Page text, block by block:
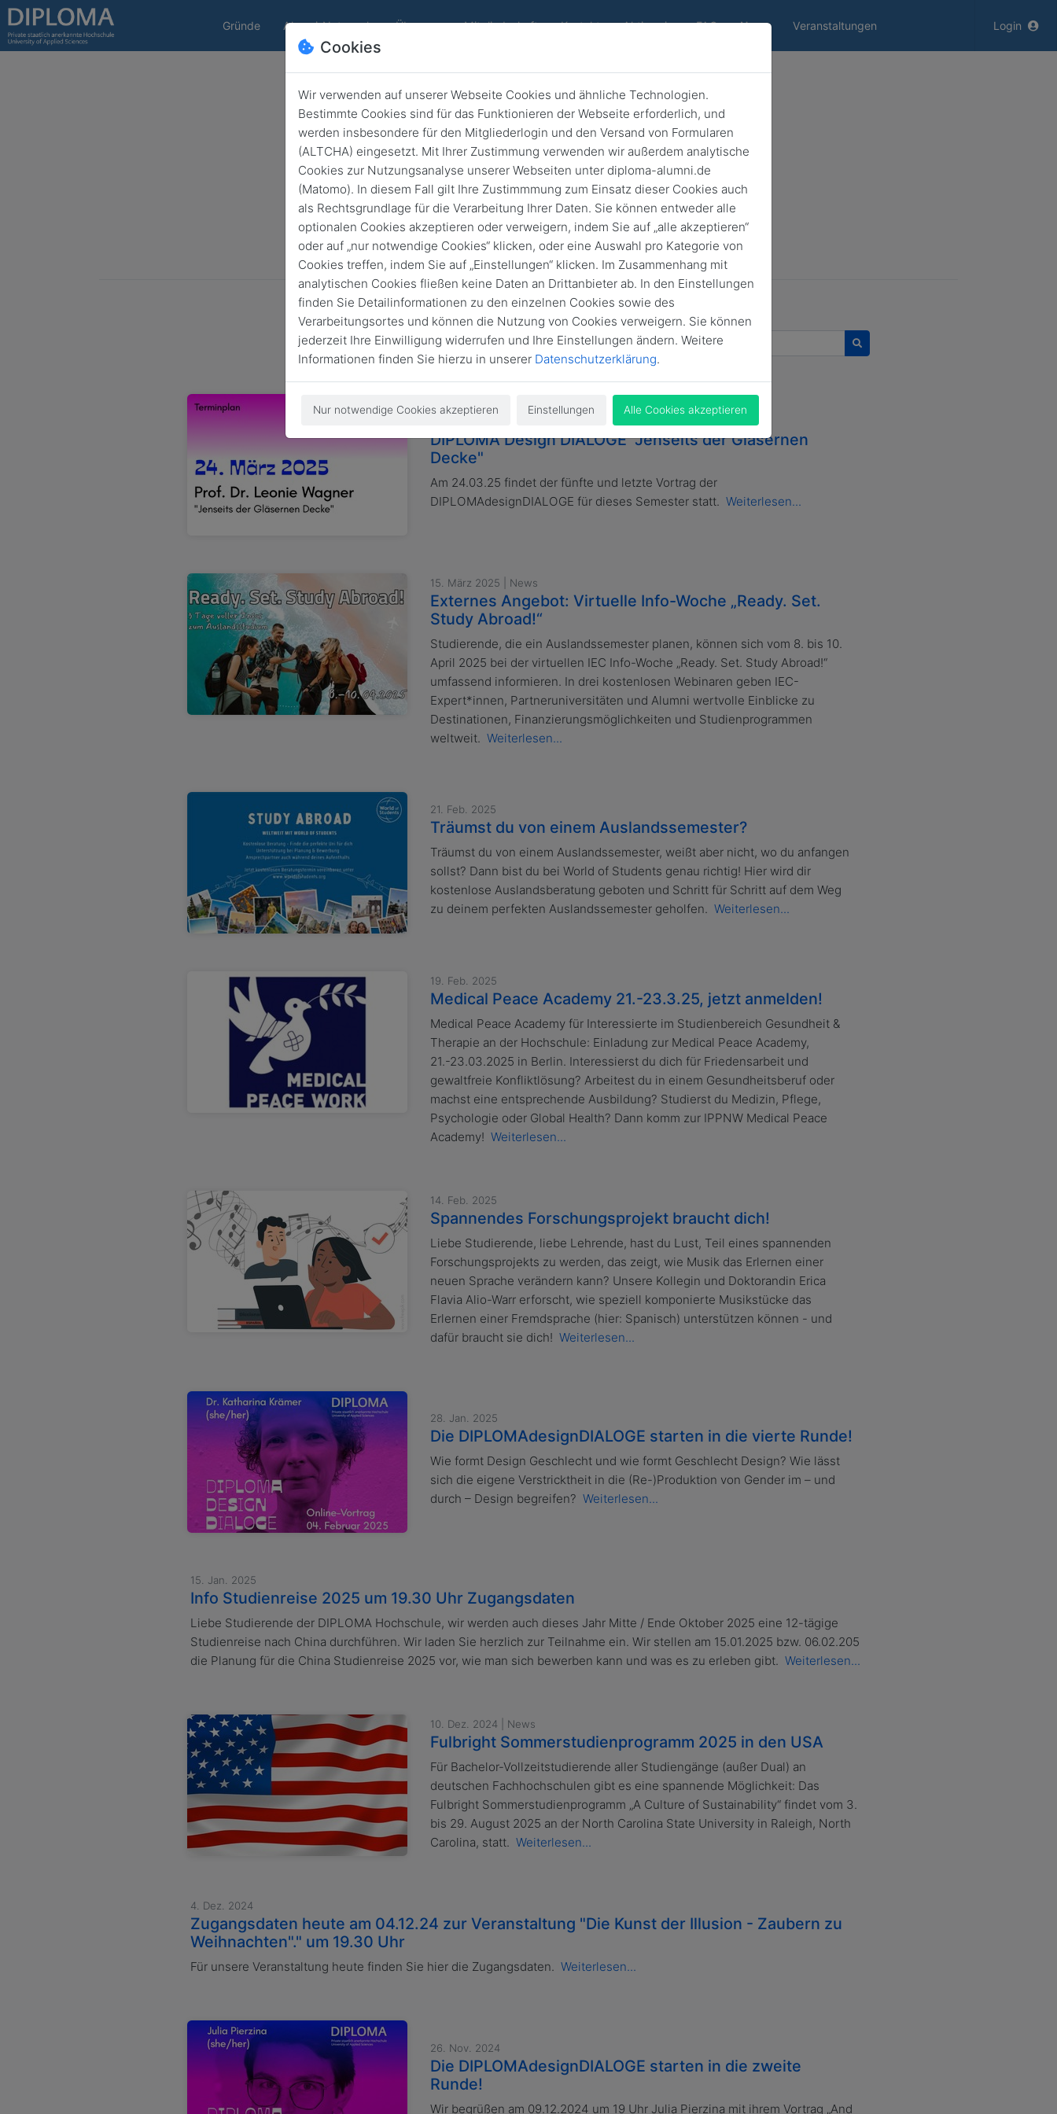
Gründe Alumni-Netzwerk Über uns Mitgliedschaft Kontakt Aktiv sein FAQ News(current)Veranstaltungen Login
News
Zurück Archivierte News
Alle news News Veranstaltung
News durchsuchen
DIPLOMA Design DIALOGE "Jenseits der Gläsernen
Decke"
Am 24.03.25 findet der fünfte und letzte Vortrag der
DIPLOMAdesignDIALOGE für dieses Semester statt. Weiterlesen...
15. März 2025 | News
Externes Angebot: Virtuelle Info-Woche „Ready. Set.
Study Abroad!“
Studierende, die ein Auslandssemester planen, können sich vom 8. bis 10.
April 2025 bei der virtuellen IEC Info-Woche „Ready. Set. Study Abroad!“
umfassend informieren. In drei kostenlosen Webinaren geben IEC-
Expert*innen, Partneruniversitäten und Alumni wertvolle Einblicke zu
Destinationen, Finanzierungsmöglichkeiten und Studienprogrammen
weltweit. Weiterlesen...
21. Feb. 2025
Träumst du von einem Auslandssemester?
Träumst du von einem Auslandssemester, weißt aber nicht, wo du anfangen
sollst? Dann bist du bei World of Students genau richtig! Hier wird dir
kostenlose Auslandsberatung geboten und Schritt für Schritt auf dem Weg
zu deinem perfekten Auslandssemester geholfen. Weiterlesen...
19. Feb. 2025
Medical Peace Academy 21.-23.3.25, jetzt anmelden!
Medical Peace Academy für Interessierte im Studienbereich Gesundheit &
Therapie an der Hochschule: Einladung zur Medical Peace Academy,
21.-23.03.2025 in Berlin. Interessierst du dich für Friedensarbeit und
gewaltfreie Konfliktlösung? Arbeitest du in einem Gesundheitsberuf oder
machst eine entsprechende Ausbildung? Studierst du Medizin, Pflege,
Psychologie oder Global Health? Dann komm zur IPPNW Medical Peace
Academy! Weiterlesen...
14. Feb. 2025
Spannendes Forschungsprojekt braucht dich!
Liebe Studierende, liebe Lehrende, hast du Lust, Teil eines spannenden
Forschungsprojekts zu werden, das zeigt, wie Musik das Erlernen einer
neuen Sprache verändern kann? Unsere Kollegin und Doktorandin Erica
Flavia Alio-Warr erforscht, wie speziell komponierte Musikstücke das
Erlernen einer Fremdsprache (hier: Spanisch) unterstützen können - und
dafür braucht sie dich! Weiterlesen...
28. Jan. 2025
Die DIPLOMAdesignDIALOGE starten in die vierte Runde!
Wie formt Design Geschlecht und wie formt Geschlecht Design? Wie lässt
sich die eigene Verstricktheit in die (Re-)Produktion von Gender im – und
durch – Design begreifen? Weiterlesen...
15. Jan. 2025
Info Studienreise 2025 um 19.30 Uhr Zugangsdaten
Liebe Studierende der DIPLOMA Hochschule, wir werden auch dieses Jahr Mitte / Ende Oktober 2025 eine 12-tägige
Studienreise nach China durchführen. Wir laden Sie herzlich zur Teilnahme ein. Wir stellen am 15.01.2025 bzw. 06.02.205
die Planung für die China Studienreise 2025 vor, wie man sich bewerben kann und was es zu erleben gibt. Weiterlesen...
10. Dez. 2024 | News
Fulbright Sommerstudienprogramm 2025 in den USA
Für Bachelor-Vollzeitstudierende aller Studiengänge (außer Dual) an
deutschen Fachhochschulen gibt es eine spannende Möglichkeit: Das
Fulbright Sommerstudienprogramm „A Culture of Sustainability“ findet vom 3.
bis 29. August 2025 an der North Carolina State University in Raleigh, North
Carolina, statt. Weiterlesen...
4. Dez. 2024
Zugangsdaten heute am 04.12.24 zur Veranstaltung "Die Kunst der Illusion - Zaubern zu
Weihnachten"." um 19.30 Uhr
Für unsere Veranstaltung heute finden Sie hier die Zugangsdaten. Weiterlesen...
26. Nov. 2024
Die DIPLOMAdesignDIALOGE starten in die zweite
Runde!
Wir begrüßen am 09.12.2024 um 19 Uhr Julia Pierzina mit ihrem Vortrag „And
Cookies
Wir verwenden auf unserer Webseite Cookies und ähnliche Technologien.
Bestimmte Cookies sind für das Funktionieren der Webseite erforderlich, und
werden insbesondere für den Mitgliederlogin und den Versand von Formularen
(ALTCHA) eingesetzt. Mit Ihrer Zustimmung verwenden wir außerdem analytische
Cookies zur Nutzungsanalyse unserer Webseiten unter diploma-alumni.de
(Matomo). In diesem Fall gilt Ihre Zustimmmung zum Einsatz dieser Cookies auch
als Rechtsgrundlage für die Verarbeitung Ihrer Daten. Sie können entweder alle
optionalen Cookies akzeptieren oder verweigern, indem Sie auf „alle akzeptieren“
oder auf „nur notwendige Cookies“ klicken, oder eine Auswahl pro Kategorie von
Cookies treffen, indem Sie auf „Einstellungen“ klicken. Im Zusammenhang mit
analytischen Cookies fließen keine Daten an Drittanbieter ab. In den Einstellungen
finden Sie Detailinformationen zu den einzelnen Cookies sowie des
Verarbeitungsortes und können die Nutzung von Cookies verweigern. Sie können
jederzeit Ihre Einwilligung widerrufen und Ihre Einstellungen ändern. Weitere
Informationen finden Sie hierzu in unserer Datenschutzerklärung.
Nur notwendige Cookies akzeptieren Einstellungen Alle Cookies akzeptieren